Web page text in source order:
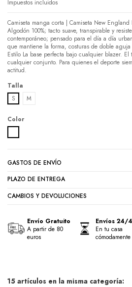
Impuestos incluidos
Camiseta manga corta | Camiseta New
Algodón 100%; tacto suave, transpirable y
contemporáneo; pensado para el día a día
que mantiene la forma, costuras de doble
Estilo La base perfecta bajo cualquier blazer. El
cualquier conjunto. Para quienes el deporte
actitud.
Talla
S
M
Color
GASTOS DE ENVÍO
PLAZO DE ENTREGA
CAMBIOS Y DEVOLUCIONES
Envío Gratuito
A partir de 80
euros
Envíos 24/
En tu casa
cómodamente
15 artículos en la misma categoría: